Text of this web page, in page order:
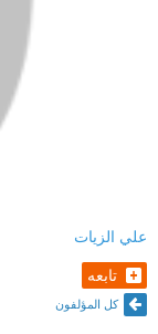
علي الزيات
تابعه
كل المؤلفون